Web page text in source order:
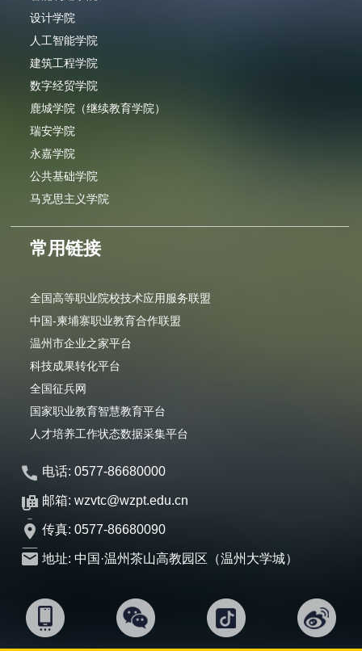
设计学院
人工智能学院
建筑工程学院
数字经贸学院
鹿城学院（继续教育学院）
瑞安学院
永嘉学院
公共基础学院
马克思主义学院
常用链接
全国高等职业院校技术应用服务联盟
中国-柬埔寨职业教育合作联盟
温州市企业之家平台
科技成果转化平台
全国征兵网
国家职业教育智慧教育平台
人才培养工作状态数据采集平台
电话: 0577-86680000
邮箱: wzvtc@wzpt.edu.cn
传真: 0577-86680090
地址: 中国·温州茶山高教园区（温州大学城）